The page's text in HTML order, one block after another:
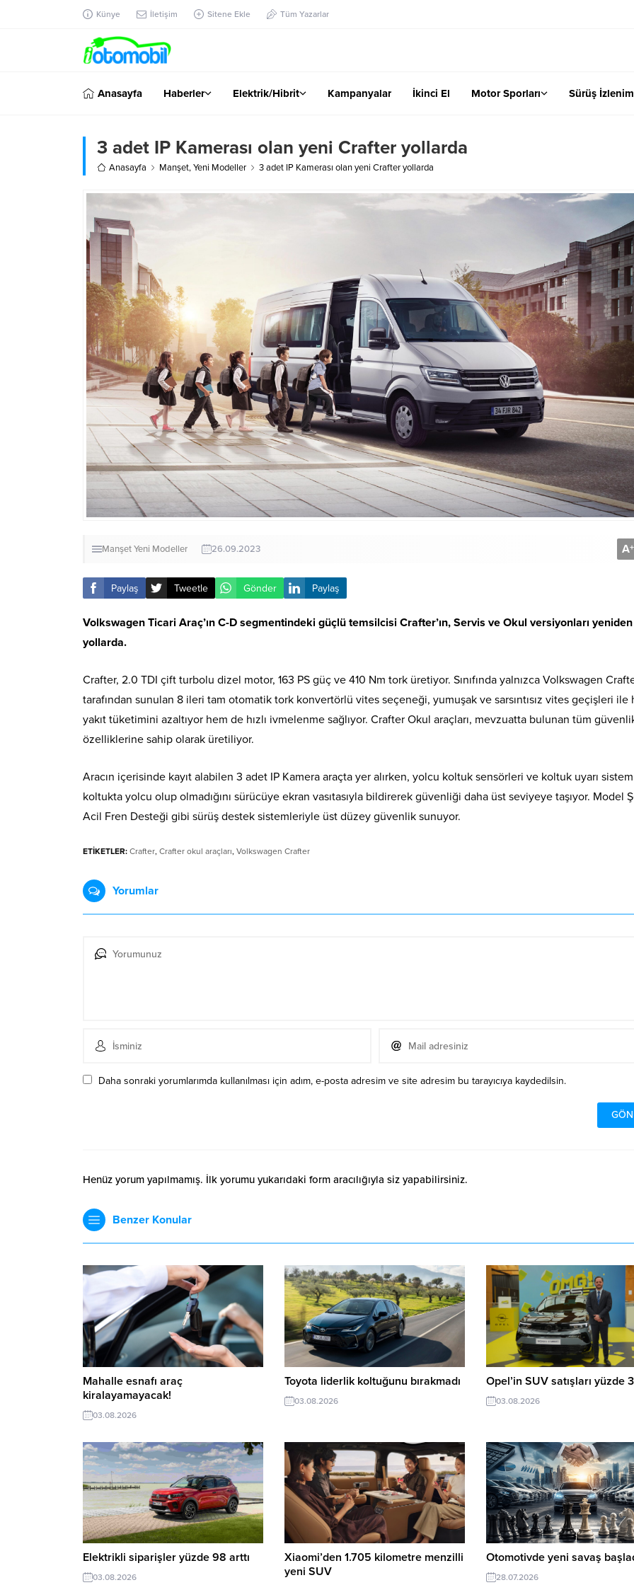
Künye İletişim Sitene Ekle Tüm Yazarlar
Anasayfa Haberler Elektrik/Hibrit Kampanyalar İkinci El Motor Sporları Sürüş
3 adet IP Kamerası olan yeni Crafter yollarda
Anasayfa Manşet,Yeni Modeller 3 adet IP Kamerası olan yeni Crafter yollarda
ManşetYeni Modeller 26.09.2023 A+
Paylaş Tweetle Gönder Paylaş
Volkswagen Ticari Araç’ın C-D segmentindeki güçlü temsilcisi Crafter’ın, Servis ve Okul versiyonları yeniden
yollarda.
Crafter, 2.0 TDI çift turbolu dizel motor, 163 PS güç ve 410 Nm tork üretiyor. Sınıfında yalnızca Volkswagen
tarafından sunulan 8 ileri tam otomatik tork konvertörlü vites seçeneği, yumuşak ve sarsıntısız vites geçişleri ile
yakıt tüketimini azaltıyor hem de hızlı ivmelenme sağlıyor. Crafter Okul araçları, mevzuatta bulunan tüm
özelliklerine sahip olarak üretiliyor.
Aracın içerisinde kayıt alabilen 3 adet IP Kamera araçta yer alırken, yolcu koltuk sensörleri ve koltuk uyarı
koltukta yolcu olup olmadığını sürücüye ekran vasıtasıyla bildirerek güvenliği daha üst seviyeye taşıyor. Model
Acil Fren Desteği gibi sürüş destek sistemleriyle üst düzey güvenlik sunuyor.
ETİKETLER: Crafter, Crafter okul araçları, Volkswagen Crafter
Yorumlar
Daha sonraki yorumlarımda kullanılması için adım, e-posta adresim ve site adresim bu tarayıcıya kaydedilsin.
Henüz yorum yapılmamış. İlk yorumu yukarıdaki form aracılığıyla siz yapabilirsiniz.
Benzer Konular
Mahalle esnafı araç
kiralayamayacak!
03.08.2026
Toyota liderlik koltuğunu bırakmadı
03.08.2026
Opel’in SUV satışları yüzde
03.08.2026
Elektrikli siparişler yüzde 98 arttı
03.08.2026
Xiaomi’den 1.705 kilometre menzilli
yeni SUV
Otomotivde yeni savaş
28.07.2026